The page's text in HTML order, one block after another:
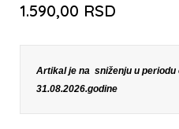
1.590,00 RSD
Artikal je na sniženju u periodu
31.08.2026.godine